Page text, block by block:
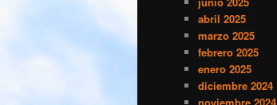
abril 2025
marzo 2025
febrero 2025
enero 2025
diciembre 2024